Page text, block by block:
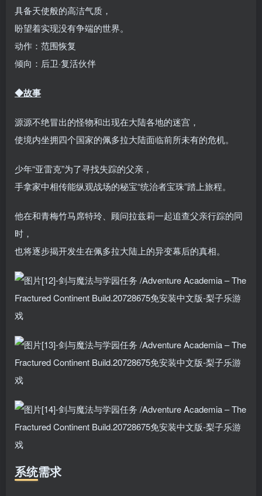
具备天使般的高洁气质，
盼望着实现没有争端的世界。
动作：范围恢复
倾向：后卫·复活伙伴
◆故事
源源不绝冒出的怪物和出现在大陆各地的迷宫，
使境内坐拥四个国家的佩多拉大陆面临前所未有的危机。
少年“亚雷克”为了寻找失踪的父亲，
手拿家中相传能纵观战场的秘宝“统治者宝珠”踏上旅程。
他在和青梅竹马席特玲、顾问拉兹莉一起追查父亲行踪的同
时，
也将逐步揭开发生在佩多拉大陆上的异变幕后的真相。
系统需求